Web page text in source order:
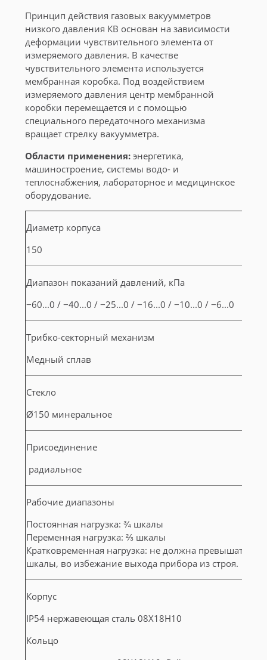
Принцип действия газовых вакуумметров
низкого давления КВ основан на зависимости
деформации чувствительного элемента от
измеряемого давления. В качестве
чувствительного элемента используется
мембранная коробка. Под воздействием
измеряемого давления центр мембранной
коробки перемещается и с помощью
специального передаточного механизма
вращает стрелку вакуумметра.
Области применения: энергетика,
машиностроение, системы водо- и
теплоснабжения, лабораторное и медицинское
оборудование.
Диаметр корпуса
150
Диапазон показаний давлений, кПа
−60...0 / −40...0 / −25...0 / −16...0 / −10...0 / −6...0
Трибко-секторный механизм
Медный сплав
Стекло
Ø150 минеральное
Присоединение
радиальное
Рабочие диапазоны
Постоянная нагрузка: ¾ шкалы
Переменная нагрузка: ⅔ шкалы
Кратковременная нагрузка: не должна превышать
шкалы, во избежание выхода прибора из строя.
Корпус
IP54 нержавеющая сталь 08Х18Н10
Кольцо